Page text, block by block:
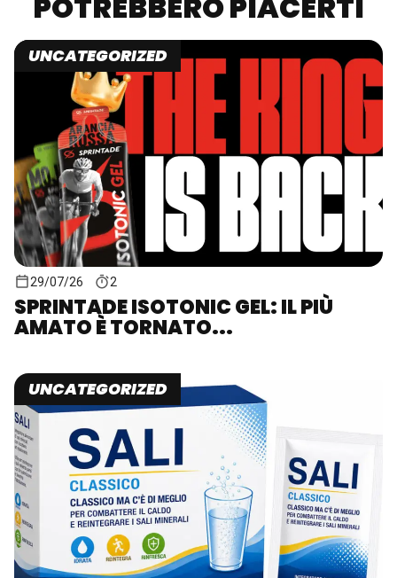
UNCATEGORIZED
29/07/26 2
SPRINTADE ISOTONIC GEL: IL PIÙ
AMATO È TORNATO...
UNCATEGORIZED